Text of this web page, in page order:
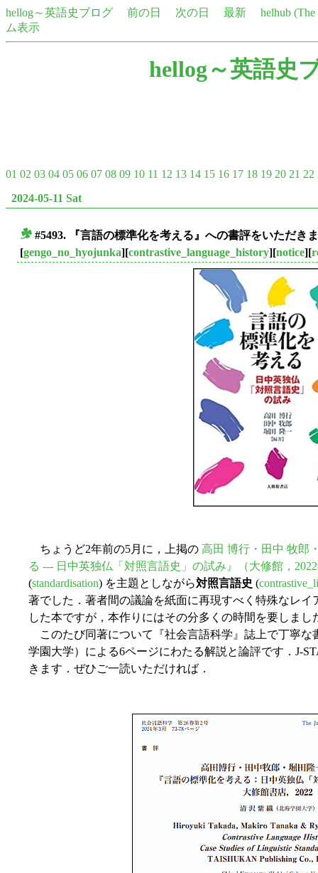
hellog～英語史ブログ 前の日 次の日 最新
helhub
ム表示
hellog～英語史
01 02 03 04 05 06 07 08 09 10 11 12 13 14 15 16 17 18 19 20 21 22
2024-05-11 Sat
#5493. 『言語の標準化を考える』への書評をいただき
[gengo_no_hyojunka][contrastive_language_history][notice][
ちょうど2年前の5月に，上掲の 高田 博行・田中 牧郎
る --- 日中英独仏「対照言語史」の試み』（大修館，
(standardisation) を主題としながら対照言語史 (
著でした．著者間の議論を紙面に再現すべく特殊なレ
した本ですが，本作りにはその分多くの時間を要しまし
このたび同著について『社会言語科学』誌上で丁寧な
学園大学）による6ページにわたる解説と論評です．J-
きます．ぜひご一読いただければ．